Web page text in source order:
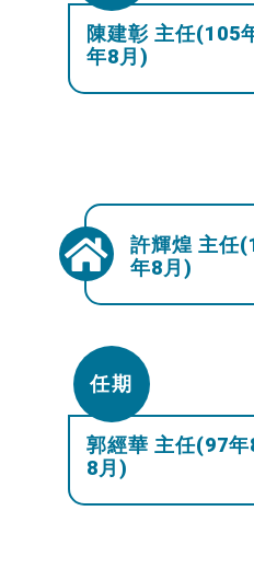
陳建彰 主任(105
年8月)
許輝煌 主任
年8月)
任期
郭經華 主任(97
8月)